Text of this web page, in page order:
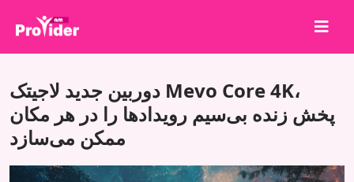
درباره ما
ورود
ثبت نام
دوربین جدید لاجیتک Mevo Core 4K،
پخش زنده بی‌سیم رویدادها را در هر مکان
ممکن می‌سازد